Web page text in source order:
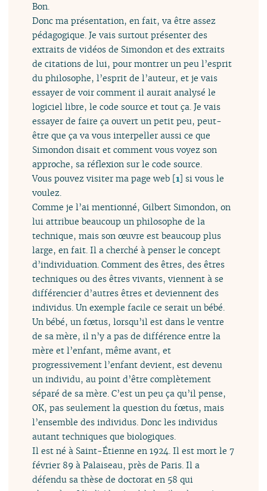
Bon.
Donc ma présentation, en fait, va être assez
pédagogique. Je vais surtout présenter des
extraits de vidéos de Simondon et des extraits
de citations de lui, pour montrer un peu l’esprit
du philosophe, l’esprit de l’auteur, et je vais
essayer de voir comment il aurait analysé le
logiciel libre, le code source et tout ça. Je vais
essayer de faire ça ouvert un petit peu, peut-
être que ça va vous interpeller aussi ce que
Simondon disait et comment vous voyez son
approche, sa réflexion sur le code source.
Vous pouvez visiter ma page web [1] si vous le
voulez.
Comme je l’ai mentionné, Gilbert Simondon, on
lui attribue beaucoup un philosophe de la
technique, mais son œuvre est beaucoup plus
large, en fait. Il a cherché à penser le concept
d’individuation. Comment des êtres, des êtres
techniques ou des êtres vivants, viennent à se
différencier d’autres êtres et deviennent des
individus. Un exemple facile ce serait un bébé.
Un bébé, un fœtus, lorsqu’il est dans le ventre
de sa mère, il n’y a pas de différence entre la
mère et l’enfant, même avant, et
progressivement l’enfant devient, est devenu
un individu, au point d’être complètement
séparé de sa mère. C’est un peu ça qu’il pense,
OK, pas seulement la question du fœtus, mais
l’ensemble des individus. Donc les individus
autant techniques que biologiques.
Il est né à Saint-Étienne en 1924. Il est mort le 7
février 89 à Palaiseau, près de Paris. Il a
défendu sa thèse de doctorat en 58 qui